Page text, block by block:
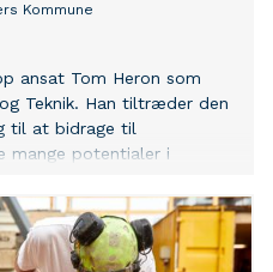
Kommune
ansat Tom Heron som
Teknik. Han tiltræder den
til at bidrage til
mange potentialer i